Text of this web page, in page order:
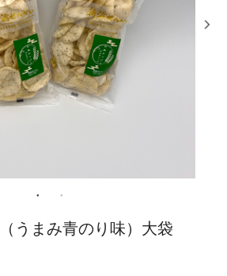
うまみ青のり味）大袋